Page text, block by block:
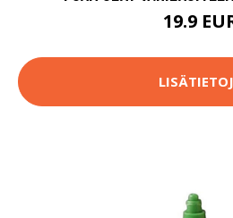
19.9